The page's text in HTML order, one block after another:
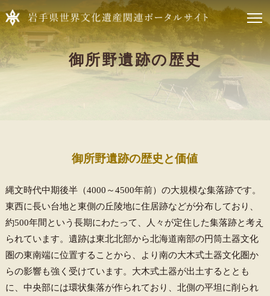
御所野遺跡の歴史
御所野遺跡の歴史と価値
縄文時代中期後半（4000～4500年前）の大規模な集落跡です。
東西に長い台地と東側の丘陵地に住居跡などが分布しており、
約500年間という長期にわたって、人々が定住した集落跡と考え
られています。遺跡は東北北部から北海道南部の円筒土器文化
圏の東南端に位置することから、より南の大木式土器文化圏か
らの影響も強く受けています。大木式土器が出土するととも
に、中央部には環状集落が作られており、北側の平坦に削られ